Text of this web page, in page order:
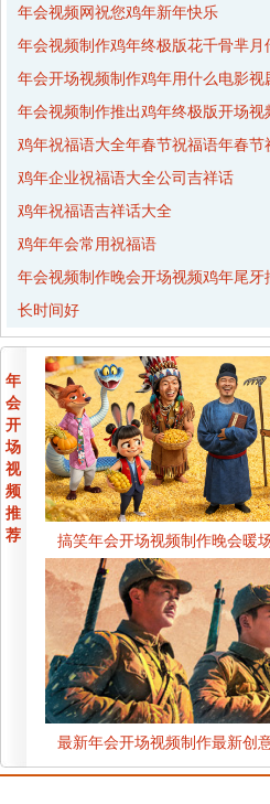
年会视频网祝您鸡年新年快乐
年会视频制作鸡年终极版花千骨芈月
年会开场视频制作鸡年用什么电影视
年会视频制作推出鸡年终极版开场视
鸡年祝福语大全年春节祝福语年春节
鸡年企业祝福语大全公司吉祥话
鸡年祝福语吉祥话大全
鸡年年会常用祝福语
年会视频制作晚会开场视频鸡年尾牙
长时间好
年
会
开
场
视
频
推
荐
搞笑年会开场视频制作晚会暖
最新年会开场视频制作最新创